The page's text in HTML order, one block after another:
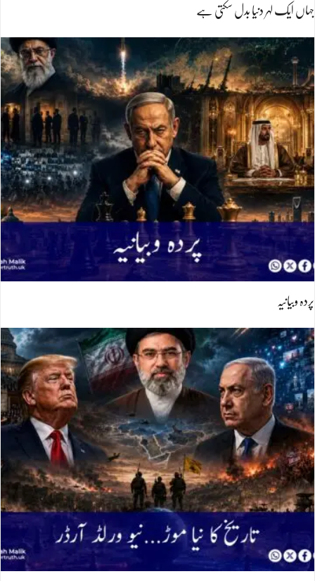
جہاں ایک لہر دنیا بدل سکتی ہے
پردہ وبیانیہ